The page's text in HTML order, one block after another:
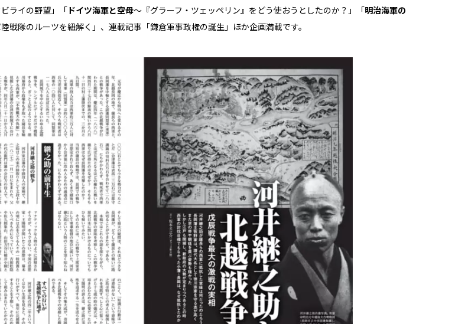
ライの野望」「ドイツ海軍と空母～『グラーフ・ツェッペリン』をどう使おうとしたのか？」「明治海軍の
戦隊のルーツを紐解く」、連載記事「鎌倉軍事政権の誕生」ほか企画満載です。